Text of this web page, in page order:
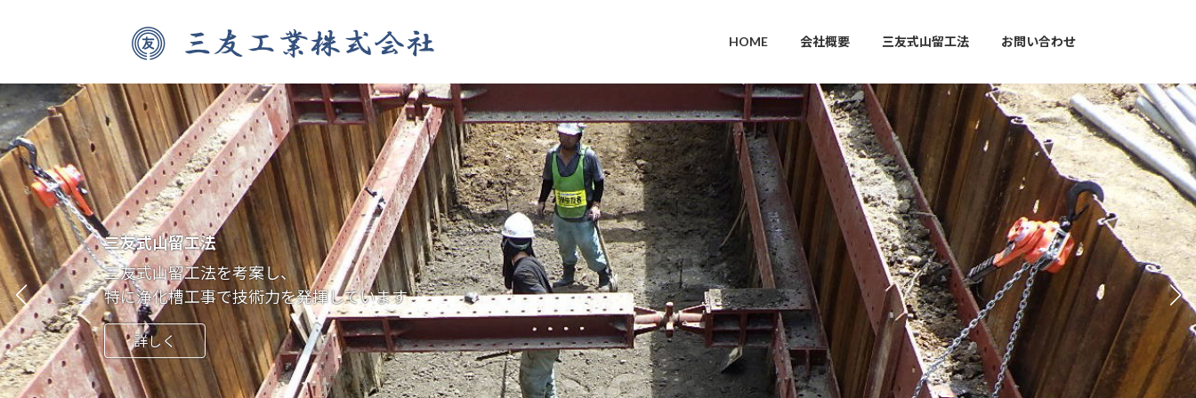
ツ
へ
ス
キ
ッ
プ
シ
ョ
ン
に
移
動
HOME 会社概要 三友式山留工法 お問い合わせ
三友式山留工法
三友式山留工法を考案し、
特に浄化槽工事で技術力を発揮しています
詳しく